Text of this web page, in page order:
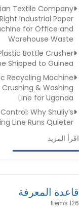
Textile Company
Industrial Paper
for Office and
Warehouse Waste
Bottle Crusher
Shipped to Guinea
Recycling Machine
& Washing
Line for Uganda
Why Shuliy’s
Line Runs Quieter
اقرأ المزيد
قاعدة المعرفة
126 Items